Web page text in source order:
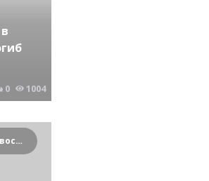
0 1004
Криминальные новости Новосибирска и Сибирского региона